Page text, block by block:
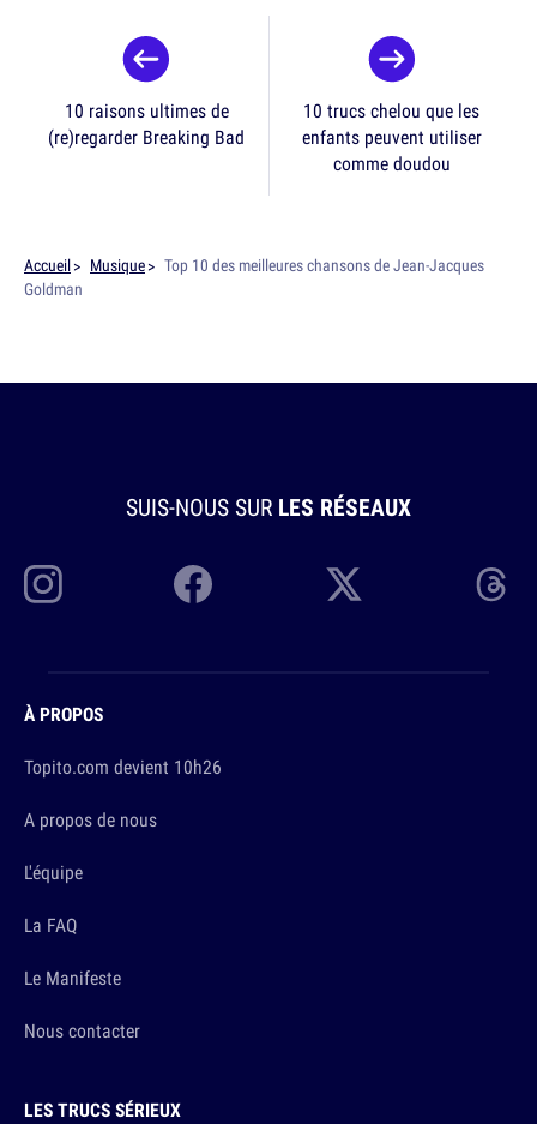
10 raisons ultimes de
(re)regarder Breaking Bad
10 trucs chelou que les
enfants peuvent utiliser
comme doudou
Accueil Musique
Top 10 des meilleures chansons de Jean-Jacques
Goldman
SUIS-NOUS SUR LES RÉSEAUX
À PROPOS
Topito.com devient 10h26
A propos de nous
L'équipe
La FAQ
Le Manifeste
Nous contacter
LES TRUCS SÉRIEUX